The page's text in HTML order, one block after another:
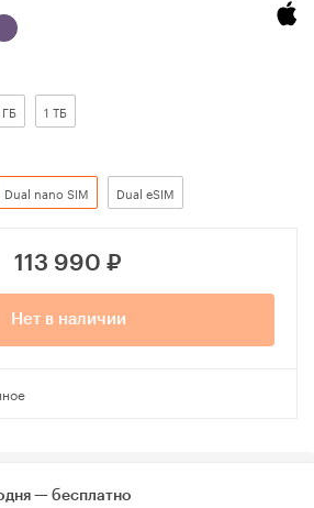
1 ТБ
Dual nano SIM Dual eSIM
113 990 ₽
Нет в наличии
— бесплатно